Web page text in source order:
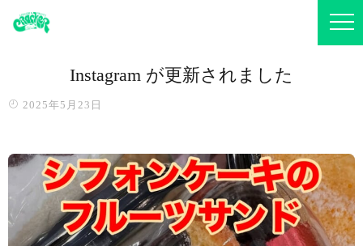
Instagram が更新されました
2025年5月23日